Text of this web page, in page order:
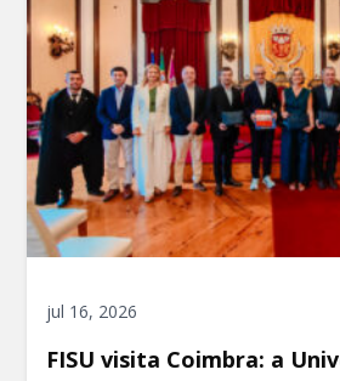
jul 16, 2026
FISU visita Coimbra: a